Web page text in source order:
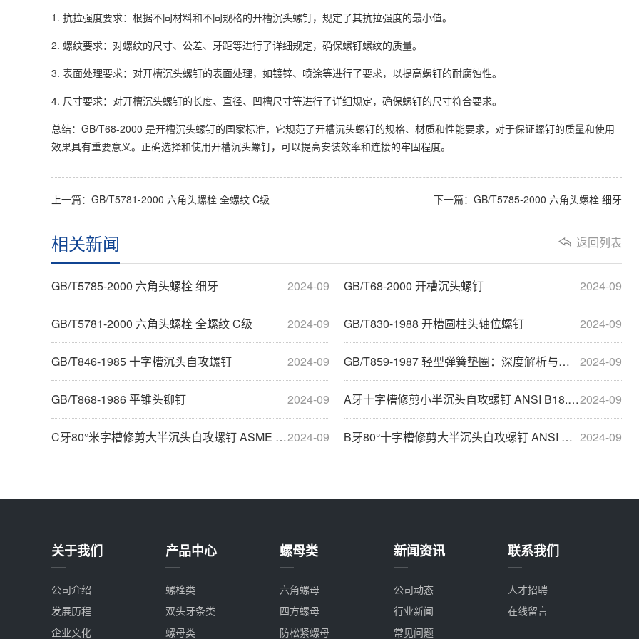
1. 抗拉强度要求：根据不同材料和不同规格的开槽沉头螺钉，规定了其抗拉强度的最小值。
2. 螺纹要求：对螺纹的尺寸、公差、牙距等进行了详细规定，确保螺钉螺纹的质量。
3. 表面处理要求：对开槽沉头螺钉的表面处理，如镀锌、喷涂等进行了要求，以提高螺钉的耐腐蚀性。
4. 尺寸要求：对开槽沉头螺钉的长度、直径、凹槽尺寸等进行了详细规定，确保螺钉的尺寸符合要求。
总结：GB/T68-2000 是开槽沉头螺钉的国家标准，它规范了开槽沉头螺钉的规格、材质和性能要求，对于保证螺钉的质量和使用
效果具有重要意义。正确选择和使用开槽沉头螺钉，可以提高安装效率和连接的牢固程度。
上一篇： GB/T5781-2000 六角头螺栓 全螺纹 C级 下一篇： GB/T5785-2000 六角头螺栓 细牙
返回列表
相关新闻
2024-09
GB/T5785-2000 六角头螺栓 细牙 2024-09
GB/T68-2000 开槽沉头螺钉
2024-09
GB/T5781-2000 六角头螺栓 全螺纹 C级 2024-09
GB/T830-1988 开槽圆柱头轴位螺钉
2024-09
GB/T846-1985 十字槽沉头自攻螺钉 2024-09
GB/T859-1987 轻型弹簧垫圈：深度解析与应用
2024-09
GB/T868-1986 平锥头铆钉 2024-09
A牙十字槽修剪小半沉头自攻螺钉 ANSI B18.6.4
2024-09
C牙80°米字槽修剪大半沉头自攻螺钉 ASME B18.6.3 2024-09
B牙80°十字槽修剪大半沉头自攻螺钉 ANSI B18.6.3
关于我们
公司介绍
发展历程
企业文化
产品中心
螺栓类
双头牙条类
螺母类
螺母类
六角螺母
四方螺母
防松紧螺母
新闻资讯
公司动态
行业新闻
常见问题
联系我们
人才招聘
在线留言